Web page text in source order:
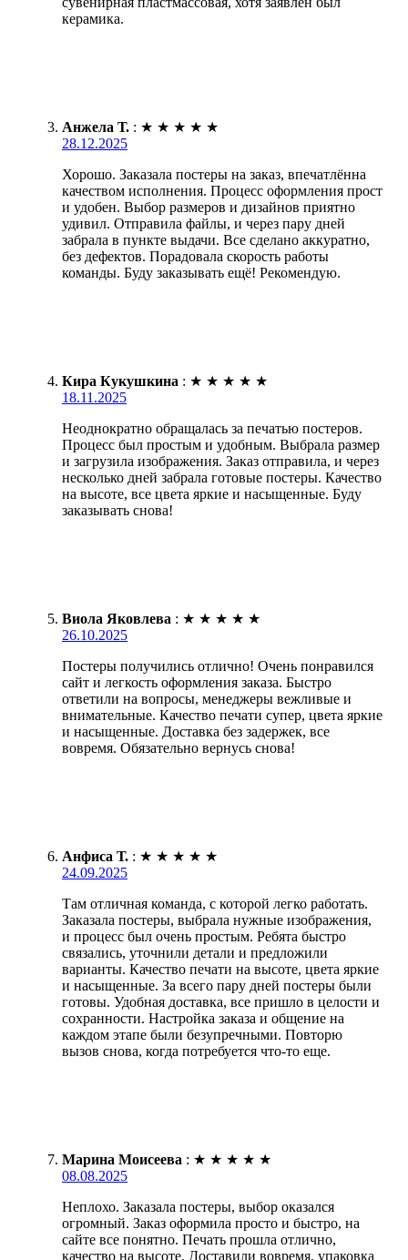
керамика.
Анжела Т. : ★ ★ ★ ★ ★
28.12.2025
Хорошо. Заказала постеры на заказ, впечатлённа
качеством исполнения. Процесс оформления прост
и удобен. Выбор размеров и дизайнов приятно
удивил. Отправила файлы, и через пару дней
забрала в пункте выдачи. Все сделано аккуратно,
без дефектов. Порадовала скорость работы
команды. Буду заказывать ещё! Рекомендую.
Кира Кукушкина : ★ ★ ★ ★ ★
18.11.2025
Неоднократно обращалась за печатью постеров.
Процесс был простым и удобным. Выбрала размер
и загрузила изображения. Заказ отправила, и через
несколько дней забрала готовые постеры. Качество
на высоте, все цвета яркие и насыщенные. Буду
заказывать снова!
Виола Яковлева : ★ ★ ★ ★ ★
26.10.2025
Постеры получились отлично! Очень понравился
сайт и легкость оформления заказа. Быстро
ответили на вопросы, менеджеры вежливые и
внимательные. Качество печати супер, цвета яркие
и насыщенные. Доставка без задержек, все
вовремя. Обязательно вернусь снова!
Анфиса Т. : ★ ★ ★ ★ ★
24.09.2025
Там отличная команда, с которой легко работать.
Заказала постеры, выбрала нужные изображения,
и процесс был очень простым. Ребята быстро
связались, уточнили детали и предложили
варианты. Качество печати на высоте, цвета яркие
и насыщенные. За всего пару дней постеры были
готовы. Удобная доставка, все пришло в целости и
сохранности. Настройка заказа и общение на
каждом этапе были безупречными. Повторю
вызов снова, когда потребуется что-то еще.
Марина Моисеева : ★ ★ ★ ★ ★
08.08.2025
Неплохо. Заказала постеры, выбор оказался
огромный. Заказ оформила просто и быстро, на
сайте все понятно. Печать прошла отлично,
качество на высоте. Доставили вовремя, упаковка